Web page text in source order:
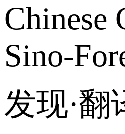
Chinese
Sino-
发现·翻